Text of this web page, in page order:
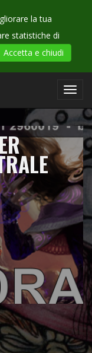
la tua
statistiche di
Accetta e chiudi